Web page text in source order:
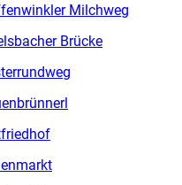
Milchweg
Brücke